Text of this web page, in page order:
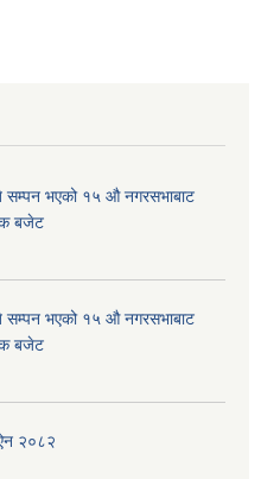
सम्पन भएको १५ ‍‍‍औ नगरसभाबाट
बजेट
सम्पन भएको १५ ‍‍‍औ नगरसभाबाट
बजेट
२०८२